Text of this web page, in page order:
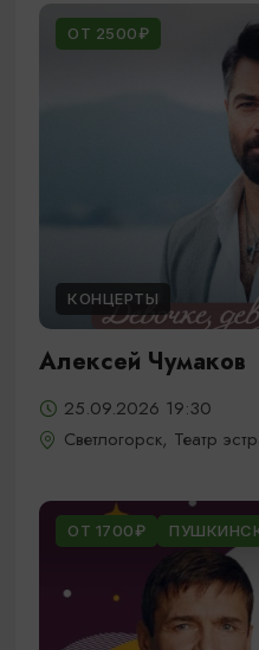
ОТ 2500₽
КОНЦЕРТЫ
Алексей Чумаков
25.09.2026 19:30
Светлогорск, Театр
ОТ 1700₽